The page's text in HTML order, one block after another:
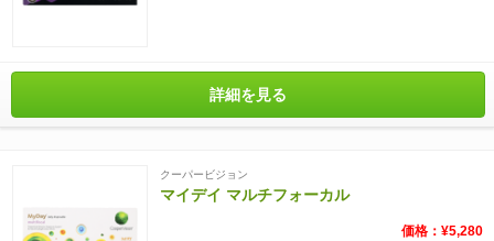
詳細を見る
クーパービジョン
マイデイ マルチフォーカル
価格：¥5,280